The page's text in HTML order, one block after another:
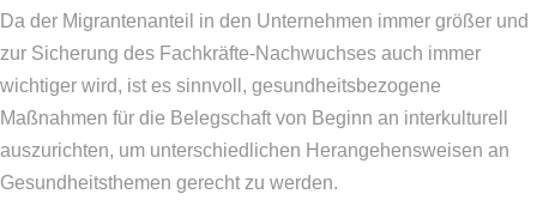
Da der Migrantenanteil in den Unternehmen immer größer und
zur Sicherung des Fachkräfte-Nachwuchses auch immer
wichtiger wird, ist es sinnvoll, gesundheitsbezogene
Maßnahmen für die Belegschaft von Beginn an interkulturell
auszurichten, um unterschiedlichen Herangehensweisen an
Gesundheitsthemen gerecht zu werden.